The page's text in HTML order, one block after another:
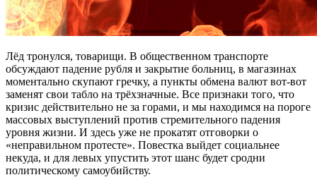
Лёд тронулся, товарищи. В общественном транспорте
обсуждают падение рубля и закрытие больниц, в магазинах
моментально скупают гречку, а пункты обмена валют вот-вот
заменят свои табло на трёхзначные. Все признаки того, что
кризис действительно не за горами, и мы находимся на пороге
массовых выступлений против стремительного падения
уровня жизни. И здесь уже не прокатят отговорки о
«неправильном протесте». Повестка выйдет социальнее
некуда, и для левых упустить этот шанс будет сродни
политическому самоубийству.